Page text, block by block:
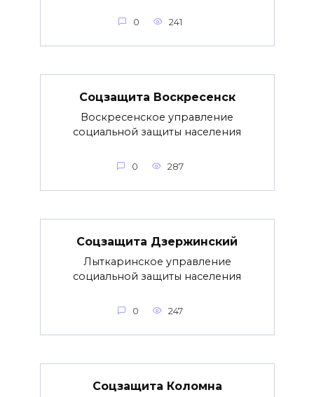
0 241
Соцзащита Воскресенск
Воскресенское управление
социальной защиты населения
0 287
Соцзащита Дзержинский
Лыткаринское управление
социальной защиты населения
0 247
Соцзащита Коломна